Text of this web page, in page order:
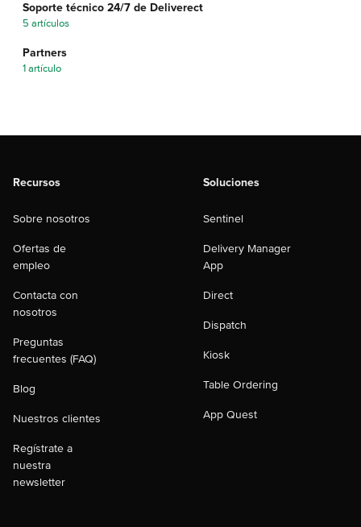
Soporte técnico 24/7 de Deliverect
5 artículos
Partners
1 artículo
Recursos
Sobre nosotros
Ofertas de
empleo
Contacta con
nosotros
Preguntas
frecuentes (FAQ)
Blog
Nuestros clientes
Regístrate a
nuestra
newsletter
Soluciones
Sentinel
Delivery Manager
App
Direct
Dispatch
Kiosk
Table Ordering
App Quest